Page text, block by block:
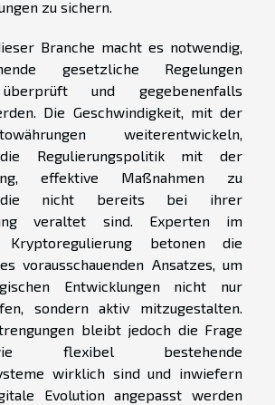
zu sichern.
Branche macht es notwendig,
gesetzliche Regelungen
und gegebenenfalls
Die Geschwindigkeit, mit der
weiterentwickeln,
Regulierungspolitik mit der
effektive Maßnahmen zu
die nicht bereits bei ihrer
veraltet sind. Experten im
betonen die
vorausschauenden Ansatzes, um
Entwicklungen nicht nur
sondern aktiv mitzugestalten.
bleibt jedoch die Frage
flexibel bestehende
wirklich sind und inwiefern
Evolution angepasst werden